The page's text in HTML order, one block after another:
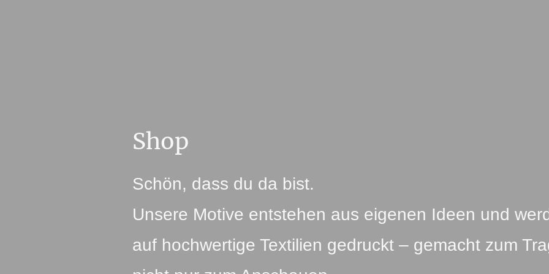
Shop
Schön, dass du da bist.
Unsere Motive entstehen aus eigenen Ideen und
auf hochwertige Textilien gedruckt – gemacht zum